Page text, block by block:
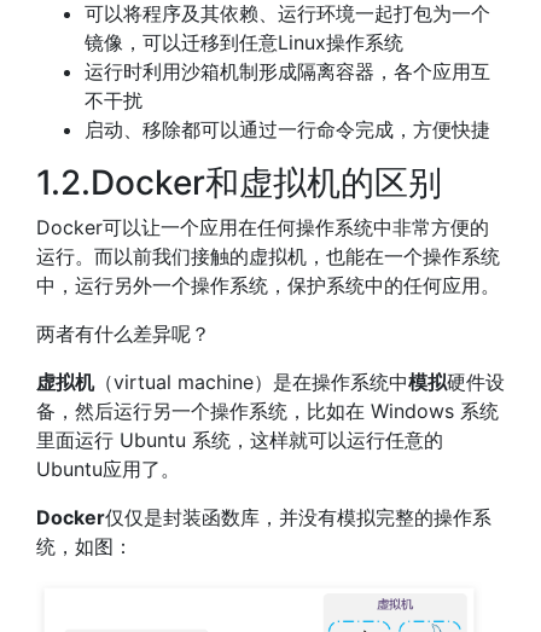
可以将程序及其依赖、运行环境一起打包为一个
镜像，可以迁移到任意Linux操作系统
运行时利用沙箱机制形成隔离容器，各个应用互
不干扰
启动、移除都可以通过一行命令完成，方便快捷
1.2.Docker和虚拟机的区别
Docker可以让一个应用在任何操作系统中非常方便的
运行。而以前我们接触的虚拟机，也能在一个操作系统
中，运行另外一个操作系统，保护系统中的任何应用。
两者有什么差异呢？
虚拟机（virtual machine）是在操作系统中模拟硬件设
备，然后运行另一个操作系统，比如在 Windows 系统
里面运行 Ubuntu 系统，这样就可以运行任意的
Ubuntu应用了。
Docker仅仅是封装函数库，并没有模拟完整的操作系
统，如图：